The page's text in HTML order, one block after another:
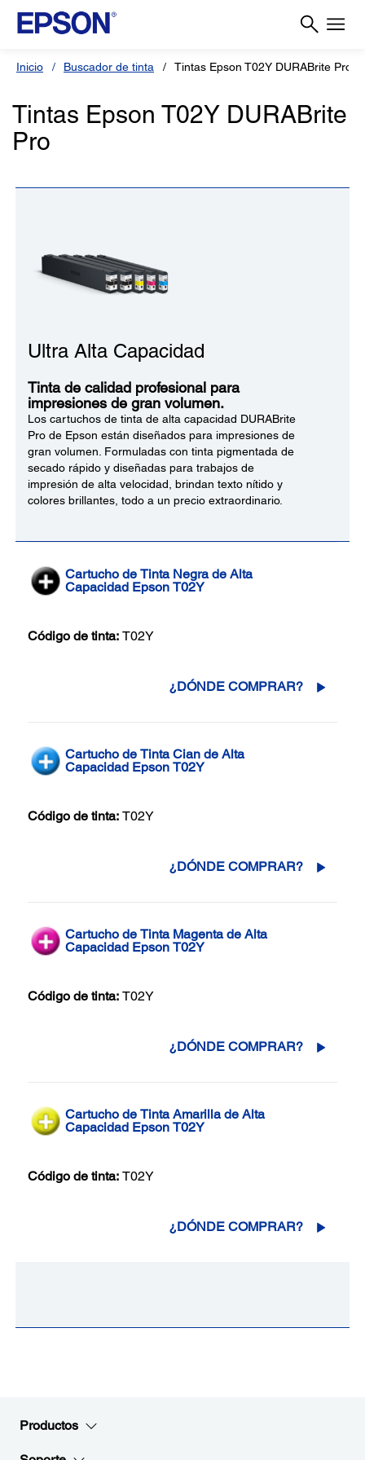
Inicio Buscador de tinta Tintas Epson T02Y DURABrite Pro
Tintas Epson T02Y DURABrite
Pro
Ultra Alta Capacidad
Tinta de calidad profesional para
impresiones de gran volumen.
Los cartuchos de tinta de alta capacidad DURABrite
Pro de Epson están diseñados para impresiones de
gran volumen. Formuladas con tinta pigmentada de
secado rápido y diseñadas para trabajos de
impresión de alta velocidad, brindan texto nítido y
colores brillantes, todo a un precio extraordinario.
Cartucho de Tinta Negra de Alta
Capacidad Epson T02Y
Código de tinta: T02Y
¿DÓNDE COMPRAR?
Cartucho de Tinta Cian de Alta
Capacidad Epson T02Y
Código de tinta: T02Y
¿DÓNDE COMPRAR?
Cartucho de Tinta Magenta de Alta
Capacidad Epson T02Y
Código de tinta: T02Y
¿DÓNDE COMPRAR?
Cartucho de Tinta Amarilla de Alta
Capacidad Epson T02Y
Código de tinta: T02Y
¿DÓNDE COMPRAR?
Productos